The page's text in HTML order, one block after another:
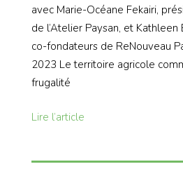
avec Marie-Océane Fekairi,
de l’Atelier Paysan, et
co-fondateurs de ReNouveau
2023 Le territoire agricole
frugalité
Lire l’article